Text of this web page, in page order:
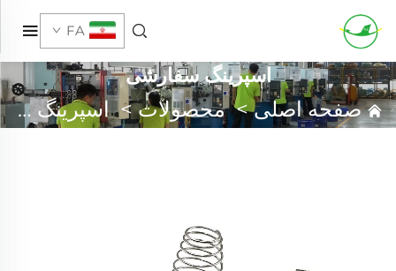
FA
اسپرینگ سفارشی
صفحه اصلی>محصولات>اسپرینگ سفارشی